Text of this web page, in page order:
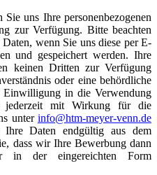
uns Ihre personenbezogenen
zur Verfügung. Bitte beachten
Daten, wenn Sie uns diese per E-
und gespeichert werden. Ihre
keinen Dritten zur Verfügung
oder eine behördliche
in die Verwendung
jederzeit mit Wirkung für die
unter info@htm-meyer-venn.de
Daten endgültig aus dem
dass wir Ihre Bewerbung dann
in der eingereichten Form